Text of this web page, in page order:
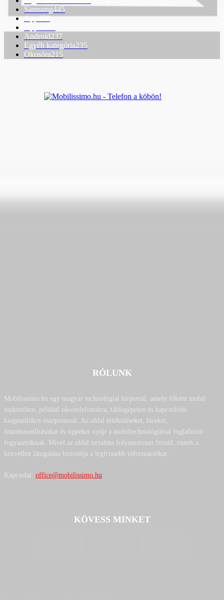
Samsung445
App428
Android237
Egyéb kategória235
Okosóra215
RÓLUNK
Mobilissimo.hu egy magyar technológiai hírportál, amely főként mobil
eszközökre, például okostelefonokra, táblagépekre és kapcsolódó
kiegészítőkre összpontosít. Az oldal értékeléseket, híreket,
összehasonlításokat és tippeket nyújt a mobiltechnológiával foglalkozó
fogyasztóknak. Mivel az oldal tartalma folyamatosan frissül, ennek a
közvetlen látogatása biztosítja a legfrissebb információkat.
Kapcsolat: office@mobilissimo.hu
KÖVESS MINKET